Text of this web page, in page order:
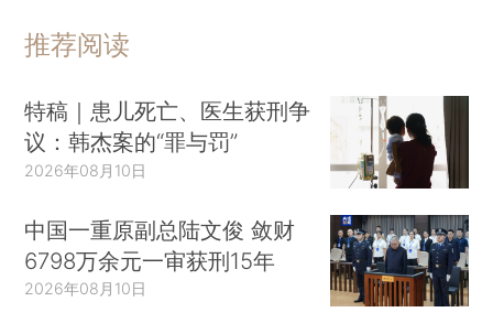
推荐阅读
特稿｜患儿死亡、医生获刑争
议：韩杰案的“罪与罚”
2026年08月10日
中国一重原副总陆文俊 敛财
6798万余元一审获刑15年
2026年08月10日